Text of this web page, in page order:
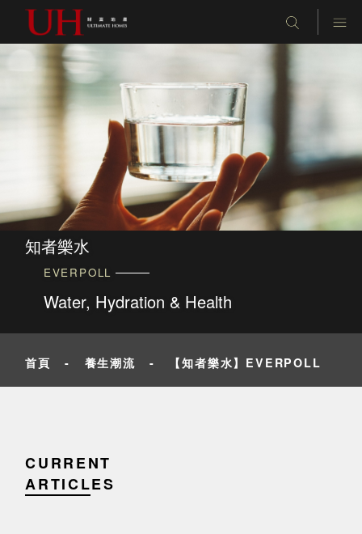
知者樂水
EVERPOLL
Water, Hydration & Health
首頁 - 養生潮流 - 【知者樂水】EVERPOLL
CURRENT
ARTICLES